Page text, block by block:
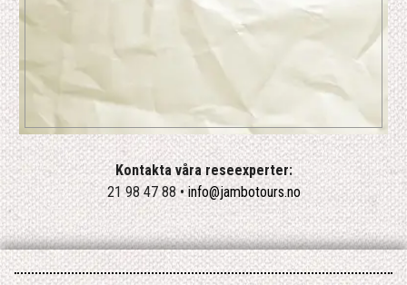
Kontakta våra reseexperter:
21 98 47 88 •info@jambotours.no